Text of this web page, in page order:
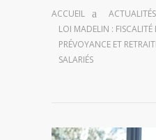
ACCUEIL
LOI MADELIN : FISCALITÉ
PRÉVOYANCE ET
SALARIÉS